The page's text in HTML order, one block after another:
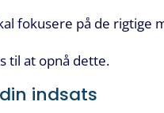
fokusere på de rigtige
til at opnå dette.
indsats